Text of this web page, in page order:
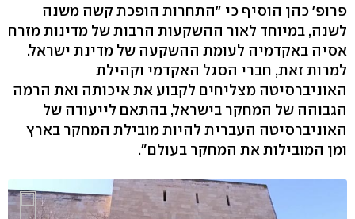
פרופ' כהן הוסיף כי "התחרות הופכת קשה משנה
לשנה, במיוחד לאור ההשקעות הרבות של מדינות מזרח
אסיה באקדמיה לעומת ההשקעה של מדינת ישראל.
למרות זאת, חברי הסגל האקדמי וקהילת
האוניברסיטה מצליחים לקבוע את איכותה ואת הרמה
הגבוהה של המחקר בישראל, בהתאם לייעודה של
האוניברסיטה העברית להיות מובילת המחקר בארץ
ומן המובילות את המחקר בעולם".